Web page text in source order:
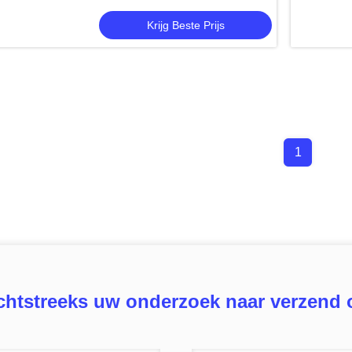
Krijg Beste Prijs
1
uw onderzoek naar verzend